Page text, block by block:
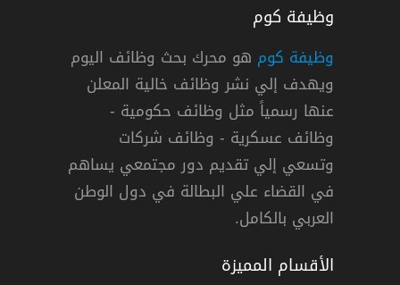
الكويت بتاريخ 16 ابريل 2020
دوام كامل
وظيفة كوم
وظيفة كوم هو محرك بحث وظائف اليوم
ويهدف إلي نشر وظائف خالية المعلن
عنها رسمياً مثل وظائف حكومية -
وظائف عسكرية - وظائف شركات
وتسعي إلي تقديم دور مجتمعي يساهم
في القضاء علي البطالة في دول الوطن
العربي بالكامل.
الأقسام المميزة